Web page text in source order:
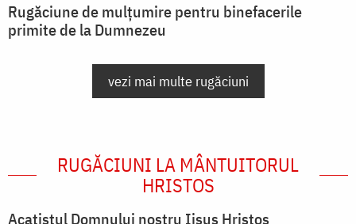
Rugăciune de mulțumire pentru binefacerile
primite de la Dumnezeu
vezi mai multe rugăciuni
RUGĂCIUNI LA MÂNTUITORUL
HRISTOS
Acatistul Domnului nostru Iisus Hristos